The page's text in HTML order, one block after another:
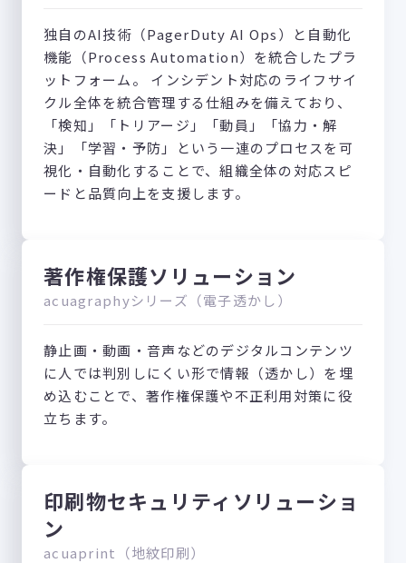
独自のAI技術（PagerDuty AI Ops）と自動化
機能（Process Automation）を統合したプラ
ットフォーム。 インシデント対応のライフサイ
クル全体を統合管理する仕組みを備えており、
「検知」「トリアージ」「動員」「協力・解
決」「学習・予防」という一連のプロセスを可
視化・自動化することで、組織全体の対応スピ
ードと品質向上を支援します。
著作権保護ソリューション
acuagraphyシリーズ（電子透かし）
静止画・動画・音声などのデジタルコンテンツ
に人では判別しにくい形で情報（透かし）を埋
め込むことで、著作権保護や不正利用対策に役
立ちます。
印刷物セキュリティソリューショ
ン
acuaprint（地紋印刷）